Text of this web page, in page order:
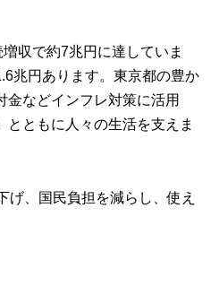
収で約7兆円に達していま
兆円あります。東京都の豊か
金などインフレ対策に活用
ともに人々の生活を支えま
、国民負担を減らし、使え